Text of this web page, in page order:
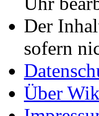
Der
sofern
Über